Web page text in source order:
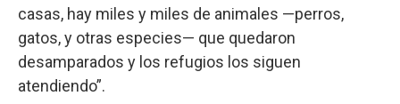
casas, hay miles y miles de animales —perros,
gatos, y otras especies— que quedaron
desamparados y los refugios los siguen
atendiendo”.